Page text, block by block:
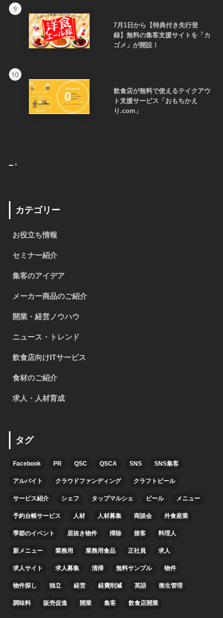
9
7月1日から【特典付き先行登
録】無料の集客支援サイトを「カ
ゴメ」が開設！
10
飲食店が無料で使えるテイクアウ
ト支援サービス「おもちかえ
り.com」
.
カテゴリー
お役立ち情報
セミナー紹介
集客のアイデア
メーカー商品のご紹介
開業・経営ノウハウ
ニュース・トレンド
飲食店向けITサービス
食材のご紹介
求人・人材育成
タグ
Facebook PR QSC QSCA SNS SNS集客
アルバイト クラウドファンディング クラフトビール
サービス紹介 シェフ タップマルシェ ビール メニュー
予約台帳サービス 人材 人材募集 商談会 外食産業
季節のイベント 居抜き物件 掃除 接客 料理人
新メニュー 業務用 業務用食品 正社員 求人
求人サイト 求人募集 清掃 無料サンプル 物件
物件探し 独立 経営 経費削減 英語 衛生管理
調味料 販売促進 開業 集客 飲食店開業